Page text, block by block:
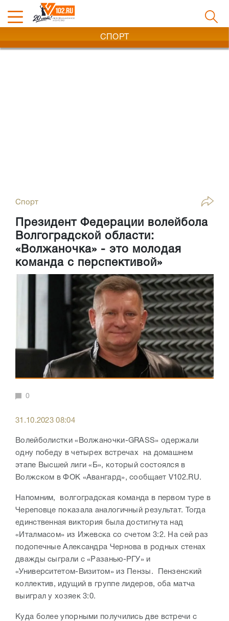
СПОРТ
Спорт
Президент Федерации волейбола
Волгоградской области:
«Волжаночка» - это молодая
команда с перспективой»
0
31.10.2023 08:04
Волейболистки «Волжаночки-GRASS» одержали
одну победу в четырех встречах на домашнем
этапе Высшей лиги «Б», который состоялся в
Волжском в ФОК «Авангард», сообщает V102.RU.
Напомним, волгоградская команда в первом туре в
Череповце показала аналогичный результат. Тогда
единственная виктория была достигнута над
«Италмасом» из Ижевска со счетом 3:2. На сей раз
подопечные Александра Чернова в родных стенах
дважды сыграли с «Разанью-РГУ» и
«Университетом-Визитом» из Пензы. Пензенский
коллектив, идущий в группе лидеров, оба матча
выиграл у хозяек 3:0.
Куда более упорными получились две встречи с